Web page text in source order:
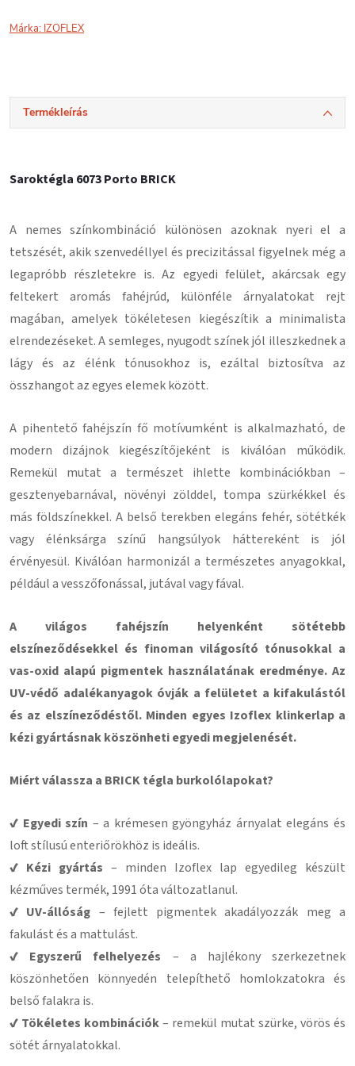
Márka: IZOFLEX
Termékleírás
Saroktégla 6073 Porto BRICK
A nemes színkombináció különösen azoknak nyeri el a
tetszését, akik szenvedéllyel és precizitással figyelnek még a
legapróbb részletekre is. Az egyedi felület, akárcsak egy
feltekert aromás fahéjrúd, különféle árnyalatokat rejt
magában, amelyek tökéletesen kiegészítik a minimalista
elrendezéseket. A semleges, nyugodt színek jól illeszkednek a
lágy és az élénk tónusokhoz is, ezáltal biztosítva az
összhangot az egyes elemek között.
A pihentető fahéjszín fő motívumként is alkalmazható, de
modern dizájnok kiegészítőjeként is kiválóan működik.
Remekül mutat a természet ihlette kombinációkban –
gesztenyebarnával, növényi zölddel, tompa szürkékkel és
más földszínekkel. A belső terekben elegáns fehér, sötétkék
vagy élénksárga színű hangsúlyok háttereként is jól
érvényesül. Kiválóan harmonizál a természetes anyagokkal,
például a vesszőfonással, jutával vagy fával.
A világos fahéjszín helyenként sötétebb
elszíneződésekkel és finoman világosító tónusokkal a
vas-oxid alapú pigmentek használatának eredménye. Az
UV-védő adalékanyagok óvják a felületet a kifakulástól
és az elszíneződéstől. Minden egyes Izoflex klinkerlap a
kézi gyártásnak köszönheti egyedi megjelenését.
Miért válassza a BRICK tégla burkolólapokat?
✔ Egyedi szín – a krémesen gyöngyház árnyalat elegáns és
loft stílusú enteriőrökhöz is ideális.
✔ Kézi gyártás – minden Izoflex lap egyedileg készült
kézműves termék, 1991 óta változatlanul.
✔ UV-állóság – fejlett pigmentek akadályozzák meg a
fakulást és a mattulást.
✔ Egyszerű felhelyezés – a hajlékony szerkezetnek
köszönhetően könnyedén telepíthető homlokzatokra és
belső falakra is.
✔ Tökéletes kombinációk– remekül mutat szürke, vörös és
sötét árnyalatokkal.